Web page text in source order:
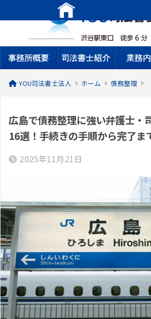
YOU司法書士法人 ホーム 債務整理
広島で債務整理に強い弁護士・
16選！手続きの手順から完了ま
2025年11月21日